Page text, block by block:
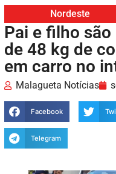
Nordeste
Pai e filho
de 48 kg de
em carro no
Malagueta Notícias
Facebook
Telegram